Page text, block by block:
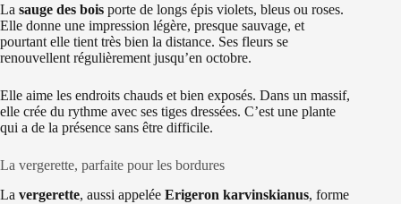
La sauge des bois porte de longs épis violets, bleus ou roses.
Elle donne une impression légère, presque sauvage, et
pourtant elle tient très bien la distance. Ses fleurs se
renouvellent régulièrement jusqu’en octobre.
Elle aime les endroits chauds et bien exposés. Dans un massif,
elle crée du rythme avec ses tiges dressées. C’est une plante
qui a de la présence sans être difficile.
La vergerette, parfaite pour les bordures
La vergerette, aussi appelée Erigeron karvinskianus, forme